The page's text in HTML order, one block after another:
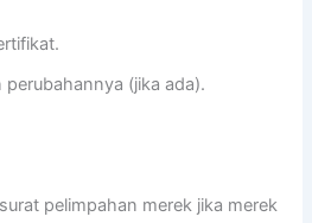
(jika ada).
pelimpahan merek jika merek